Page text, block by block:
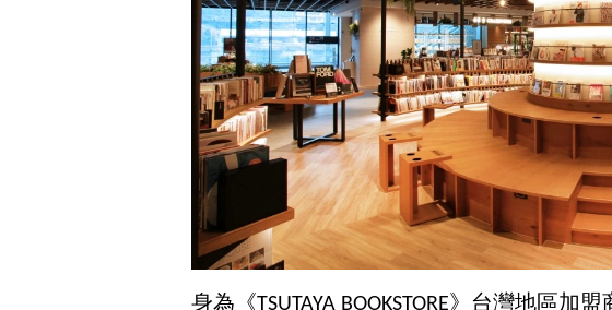
身為《TSUTAYA BOOKSTORE》台灣地區加